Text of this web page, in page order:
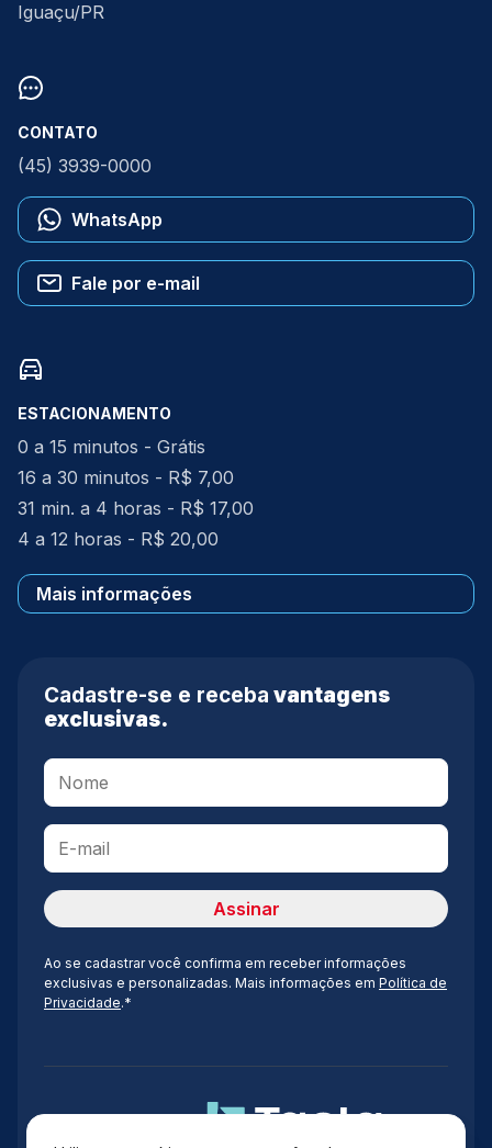
Iguaçu/PR
CONTATO
(45) 3939-0000
WhatsApp
Fale por e-mail
ESTACIONAMENTO
0 a 15 minutos - Grátis
16 a 30 minutos - R$ 7,00
31 min. a 4 horas - R$ 17,00
4 a 12 horas - R$ 20,00
Mais informações
Cadastre-se e receba vantagens
exclusivas.
Ao se cadastrar você confirma em receber informações
exclusivas e personalizadas. Mais informações em Política de
Privacidade.*